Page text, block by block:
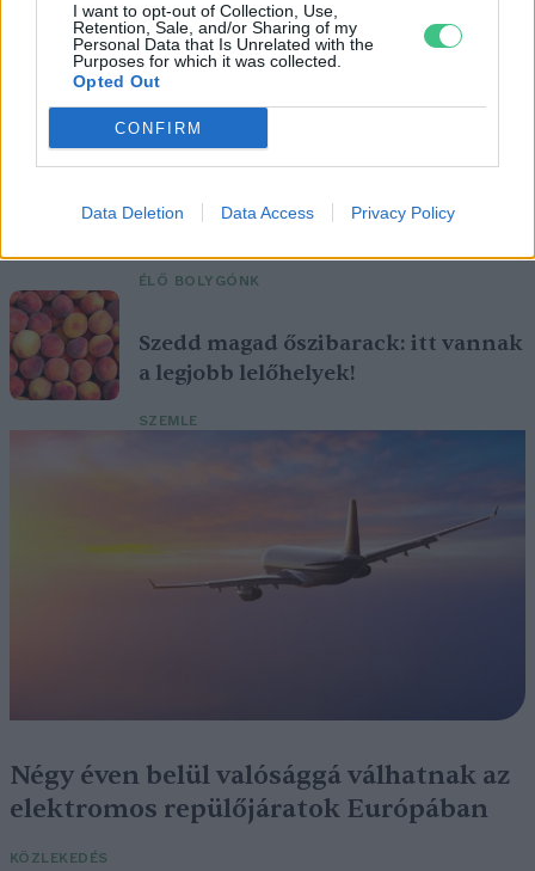
I want to opt-out of Collection, Use,
Retention, Sale, and/or Sharing of my
Personal Data that Is Unrelated with the
Purposes for which it was collected.
Opted Out
CONFIRM
Data Deletion Data Access Privacy Policy
Ezt a növényt már az őskorban is ismerték, a népi gyógyászatban
pedig ma is számos betegség ellen használják.
Születésnapi programokkal várja a
hétvégén a közönséget a 160 éves
ÉLŐ BOLYGÓNK
Szedd magad őszibarack: itt vannak
a legjobb lelőhelyek!
SZEMLE
Négy éven belül valósággá válhatnak az
elektromos repülőjáratok Európában
KÖZLEKEDÉS